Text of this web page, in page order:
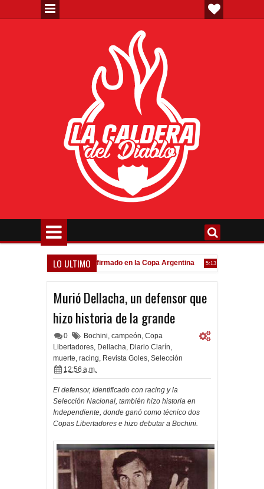
LO ULTIMO
Todo confirmado en la Copa Argentina 5:13 PM Goleada
Murió Dellacha, un defensor que
hizo historia de la grande
0 Bochini, campeón, Copa
Libertadores, Dellacha, Diario Clarín,
muerte, racing, Revista Goles, Selección
12:56 a.m.
El defensor, identificado con racing y la
Selección Nacional, también hizo historia en
Independiente, donde ganó como técnico dos
Copas Libertadores e hizo debutar a Bochini.